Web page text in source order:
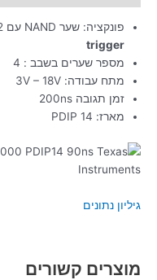
פונקציה: שער NAND עם 2 כניסות ויציאה אחת עם
trigger
מספר שערים בשבב : 4
מתח עבודה: 3V – 18V
זמן תגובה 200ns
מארז: PDIP 14
גיליון נתונים
מוצרים קשורים